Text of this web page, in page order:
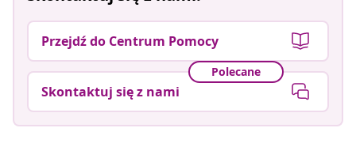
Przejdź do Centrum Pomocy
Polecane
Skontaktuj się z nami